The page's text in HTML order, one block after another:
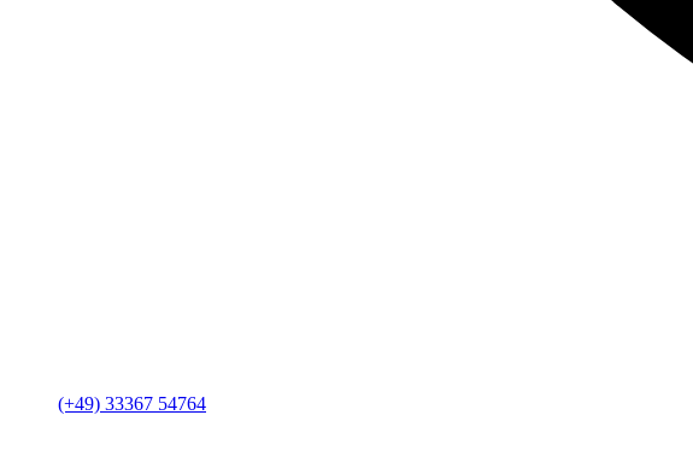
(+49) 33367 54764